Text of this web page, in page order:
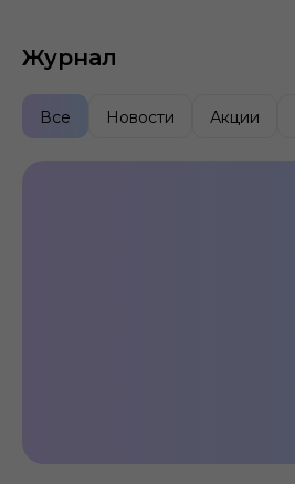
Журнал
Все Новости Акции